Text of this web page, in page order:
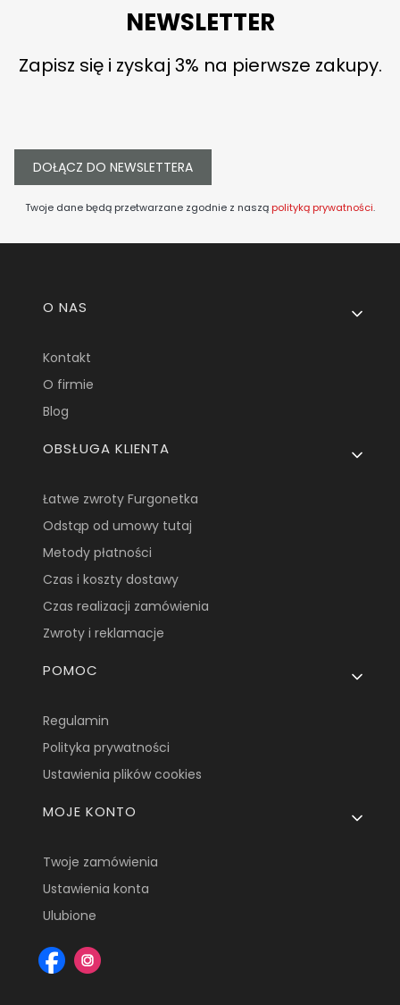
NEWSLETTER
Zapisz się i zyskaj 3% na pierwsze zakupy.
DOŁĄCZ DO NEWSLETTERA
Twoje dane będą przetwarzane zgodnie z naszą polityką prywatności.
Linki w stopce
O NAS
Kontakt
O firmie
Blog
OBSŁUGA KLIENTA
Łatwe zwroty Furgonetka
Odstąp od umowy tutaj
Metody płatności
Czas i koszty dostawy
Czas realizacji zamówienia
Zwroty i reklamacje
POMOC
Regulamin
Polityka prywatności
Ustawienia plików cookies
MOJE KONTO
Twoje zamówienia
Ustawienia konta
Ulubione